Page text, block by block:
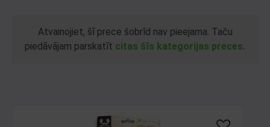
Atvainojiet, šī prece šobrīd nav pieejama. Taču
piedāvājam parskatīt citas šīs kategorijas preces.